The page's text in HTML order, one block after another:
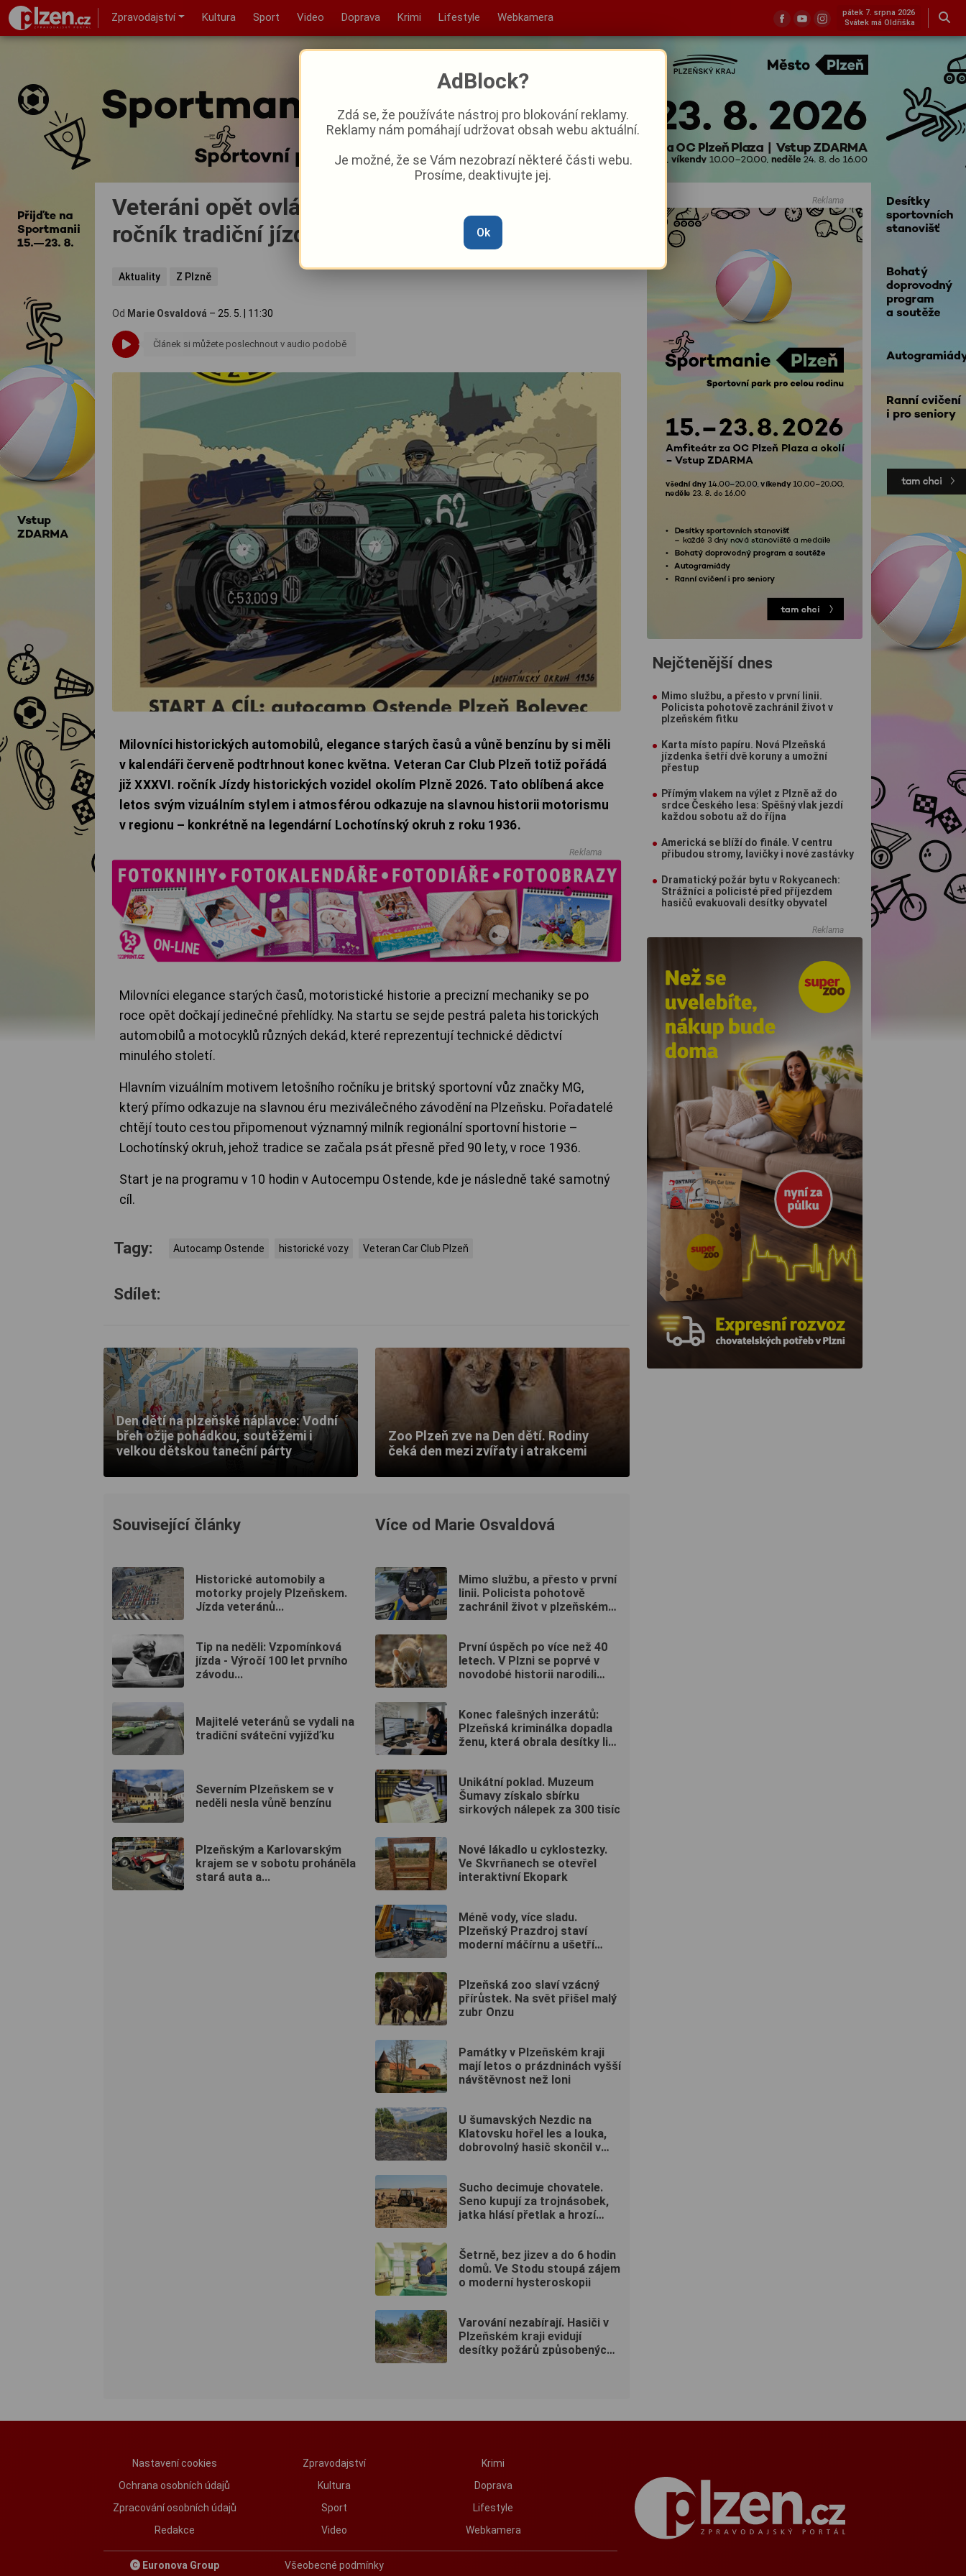
Zpravodajství Kultura Sport Video Doprava Krimi Lifestyle Webkamera
pátek 7. srpna 2026
Svátek má Oldřiška
Veteráni opět ovládnou okolí Plzně. Chystá další
ročník tradiční jízdy historických vozidel
Aktuality Z Plzně
Od Marie Osvaldová – 25. 5. 11:30
Článek si můžete poslechnout v audio podobě
Milovníci historických automobilů, elegance starých časů a vůně benzínu by si měli
v kalendáři červeně podtrhnout konec května. Veteran Car Club Plzeň totiž pořádá
již XXXVI. ročník Jízdy historických vozidel okolím Plzně 2026. Tato oblíbená akce
letos svým vizuálním stylem i atmosférou odkazuje na slavnou historii motorismu
v regionu – konkrétně na legendární Lochotínský okruh z roku 1936.
Reklama
Milovníci elegance starých časů, motoristické historie a precizní mechaniky se po
roce opět dočkají jedinečné přehlídky. Na startu se sejde pestrá paleta historických
automobilů a motocyklů různých dekád, které reprezentují technické dědictví
minulého století.
Hlavním vizuálním motivem letošního ročníku je britský sportovní vůz značky MG,
který přímo odkazuje na slavnou éru meziválečného závodění na Plzeňsku. Pořadatelé
chtějí touto cestou připomenout významný milník regionální sportovní historie –
Lochotínský okruh, jehož tradice se začala psát přesně před 90 lety, v roce 1936.
Start je na programu v 10 hodin v Autocempu Ostende, kde je následně také samotný
cíl.
Tagy: Autocamp Ostende historické vozy Veteran Car Club Plzeň
Sdílet:
Den dětí na plzeňské náplavce: Vodní
břeh ožije pohádkou, soutěžemi i
velkou dětskou taneční párty
Zoo Plzeň zve na Den dětí. Rodiny
čeká den mezi zvířaty i atrakcemi
Související články
Historické automobily a
motorky projely Plzeňskem.
Jízda veteránů...
Tip na neděli: Vzpomínková
jízda - Výročí 100 let prvního
závodu...
Majitelé veteránů se vydali na
tradiční sváteční vyjížďku
Severním Plzeňskem se v
neděli nesla vůně benzínu
Plzeňským a Karlovarským
krajem se v sobotu proháněla
stará auta a...
Více od Marie Osvaldová
Mimo službu, a přesto v první
linii. Policista pohotově
zachránil život v plzeňském
První úspěch po více než 40
letech. V Plzni se poprvé v
novodobé historii narodili
Konec falešných inzerátů:
Plzeňská kriminálka dopadla
ženu, která obrala desítky lidí
Unikátní poklad. Muzeum
Šumavy získalo sbírku
sirkových nálepek za 300 tisíc
Nové lákadlo u cyklostezky.
Ve Skvrňanech se otevřel
interaktivní Ekopark
Méně vody, více sladu.
Plzeňský Prazdroj staví
moderní máčírnu a ušetří
Plzeňská zoo slaví vzácný
přírůstek. Na svět přišel malý
zubr Onzu
Památky v Plzeňském kraji
mají letos o prázdninách vyšší
návštěvnost než loni
U šumavských Nezdic na
Klatovsku hořel les a louka,
dobrovolný hasič skončil v
Sucho decimuje chovatele.
Seno kupují za trojnásobek,
jatka hlásí přetlak a hrozí
Šetrně, bez jizev a do 6 hodin
domů. Ve Stodu stoupá zájem
o moderní hysteroskopii
Varování nezabírají. Hasiči v
Plzeňském kraji evidují
desítky požárů způsobených
Reklama
Nejčtenější dnes
Mimo službu, a přesto v první linii.
Policista pohotově zachránil život v
plzeňském fitku
Karta místo papíru. Nová Plzeňská
jízdenka šetří dvě koruny a umožní
přestup
Přímým vlakem na výlet z Plzně až do
srdce Českého lesa: Spěšný vlak jezdí
každou sobotu až do října
Americká se blíží do finále. V centru
přibudou stromy, lavičky i nové zastávky
Dramatický požár bytu v Rokycanech:
Strážníci a policisté před příjezdem
hasičů evakuovali desítky obyvatel
Reklama
Nastavení cookies
Ochrana osobních údajů
Zpracování osobních údajů
Redakce
Zpravodajství
Kultura
Sport
Video
Krimi
Doprava
Lifestyle
Webkamera
Euronova Group Všeobecné podmínky
AdBlock?
Zdá se, že používáte nástroj pro blokování reklamy.
Reklamy nám pomáhají udržovat obsah webu aktuální.
Je možné, že se Vám nezobrazí některé části webu.
Prosíme, deaktivujte jej.
Ok